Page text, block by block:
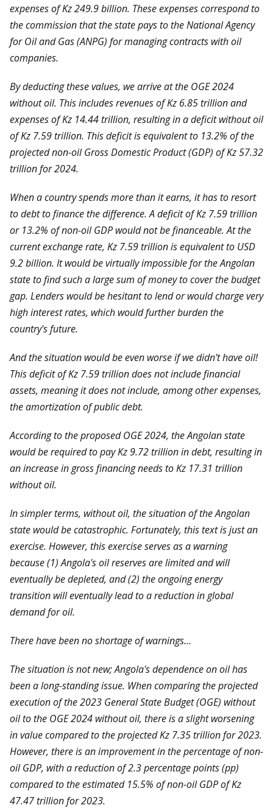
expenses of Kz 249.9 billion. These expenses correspond to
the commission that the state pays to the National Agency
for Oil and Gas (ANPG) for managing contracts with oil
companies.
By deducting these values, we arrive at the OGE 2024
without oil. This includes revenues of Kz 6.85 trillion and
expenses of Kz 14.44 trillion, resulting in a deficit without oil
of Kz 7.59 trillion. This deficit is equivalent to 13.2% of the
projected non-oil Gross Domestic Product (GDP) of Kz 57.32
trillion for 2024.
When a country spends more than it earns, it has to resort
to debt to finance the difference. A deficit of Kz 7.59 trillion
or 13.2% of non-oil GDP would not be financeable. At the
current exchange rate, Kz 7.59 trillion is equivalent to USD
9.2 billion. It would be virtually impossible for the Angolan
state to find such a large sum of money to cover the budget
gap. Lenders would be hesitant to lend or would charge very
high interest rates, which would further burden the
country's future.
And the situation would be even worse if we didn't have oil!
This deficit of Kz 7.59 trillion does not include financial
assets, meaning it does not include, among other expenses,
the amortization of public debt.
According to the proposed OGE 2024, the Angolan state
would be required to pay Kz 9.72 trillion in debt, resulting in
an increase in gross financing needs to Kz 17.31 trillion
without oil.
In simpler terms, without oil, the situation of the Angolan
state would be catastrophic. Fortunately, this text is just an
exercise. However, this exercise serves as a warning
because (1) Angola's oil reserves are limited and will
eventually be depleted, and (2) the ongoing energy
transition will eventually lead to a reduction in global
demand for oil.
There have been no shortage of warnings...
The situation is not new; Angola's dependence on oil has
been a long-standing issue. When comparing the projected
execution of the 2023 General State Budget (OGE) without
oil to the OGE 2024 without oil, there is a slight worsening
in value compared to the projected Kz 7.35 trillion for 2023.
However, there is an improvement in the percentage of non-
oil GDP, with a reduction of 2.3 percentage points (pp)
compared to the estimated 15.5% of non-oil GDP of Kz
47.47 trillion for 2023.